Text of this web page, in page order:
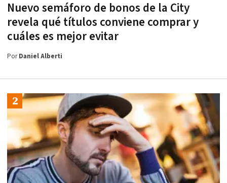
Nuevo semáforo de bonos de la City
revela qué títulos conviene comprar y
cuáles es mejor evitar
PorDaniel Alberti